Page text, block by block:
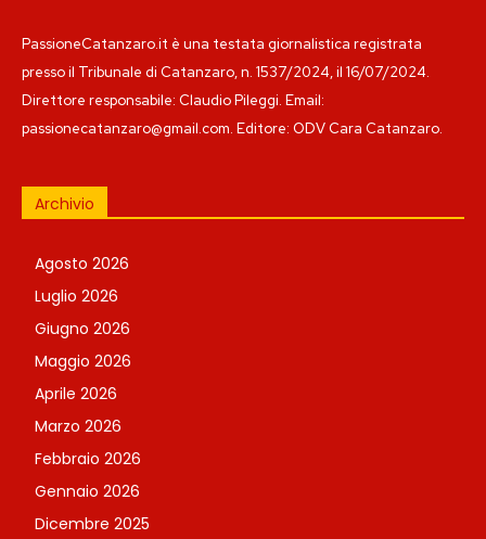
PassioneCatanzaro.it è una testata giornalistica registrata
presso il Tribunale di Catanzaro, n. 1537/2024, il 16/07/2024.
Direttore responsabile: Claudio Pileggi. Email:
passionecatanzaro@gmail.com. Editore: ODV Cara Catanzaro.
Archivio
Agosto 2026
Luglio 2026
Giugno 2026
Maggio 2026
Aprile 2026
Marzo 2026
Febbraio 2026
Gennaio 2026
Dicembre 2025